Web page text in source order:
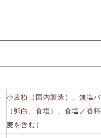
小麦粉（国内製造）、無塩
（卵白、食塩）、食塩／香
麦を含む）